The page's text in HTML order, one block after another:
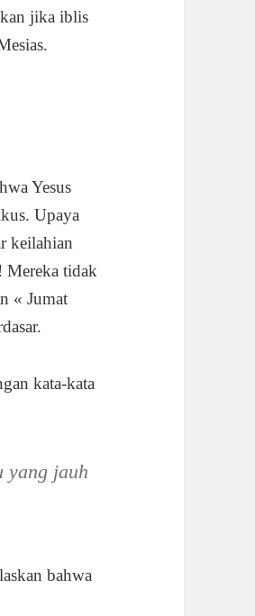
jika iblis
Yesus
Upaya
keilahian
Mereka tidak
« Jumat
kata-kata
yang jauh
bahwa